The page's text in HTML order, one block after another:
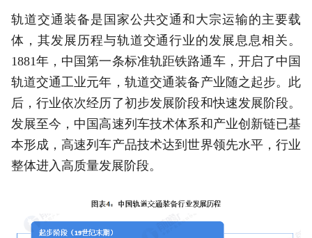
轨道交通装备是国家公共交通和大宗运输的主要载
体，其发展历程与轨道交通行业的发展息息相关。
1881年，中国第一条标准轨距铁路通车，开启了中国
轨道交通工业元年，轨道交通装备产业随之起步。此
后，行业依次经历了初步发展阶段和快速发展阶段。
发展至今，中国高速列车技术体系和产业创新链已基
本形成，高速列车产品技术达到世界领先水平，行业
整体进入高质量发展阶段。